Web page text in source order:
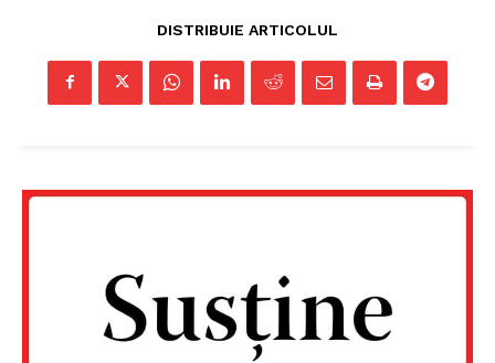
Un proiect
FREEDOM HOUSE ROMÂNIA
DISTRIBUIE ARTICOLUL